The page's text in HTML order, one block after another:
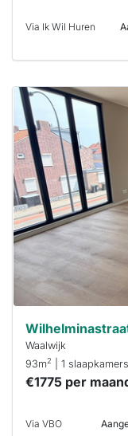
Via Ik Wil Huren
Deze woning
is
waarschijnlijk
al verhuurd
Om kans te
maken moet je
binnen 15
minuten
reageren.
Stekkies helpt
je hierbij!
Waalwijk
93m2 | 1 slaapkamers
€1775 per
Via VBO